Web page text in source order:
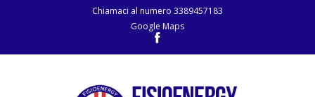
Chiamaci al numero 3389457183
Google Maps